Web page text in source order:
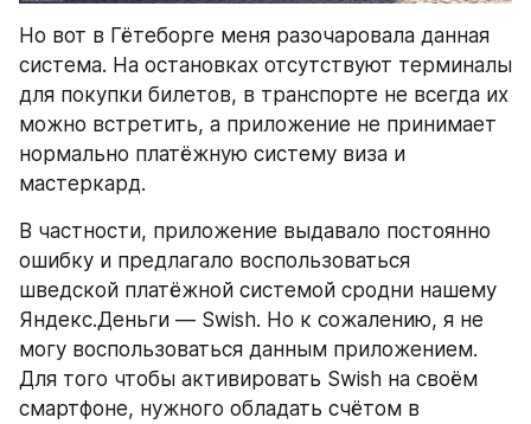
Но вот в Гётеборге меня разочаровала данная
система. На остановках отсутствуют терминалы
для покупки билетов, в транспорте не всегда их
можно встретить, а приложение не принимает
нормально платёжную систему виза и
мастеркард.
В частности, приложение выдавало постоянно
ошибку и предлагало воспользоваться
шведской платёжной системой сродни нашему
Яндекс.Деньги — Swish. Но к сожалению, я не
могу воспользоваться данным приложением.
Для того чтобы активировать Swish на своём
смартфоне, нужного обладать счётом в